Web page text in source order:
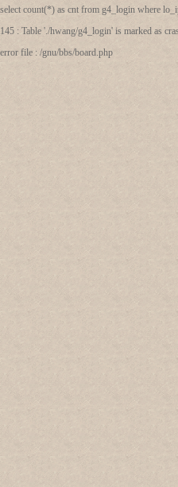
select count(*) as cnt from g4_login where
145 : Table './hwang/g4_login' is marked as
error file : /gnu/bbs/board.php